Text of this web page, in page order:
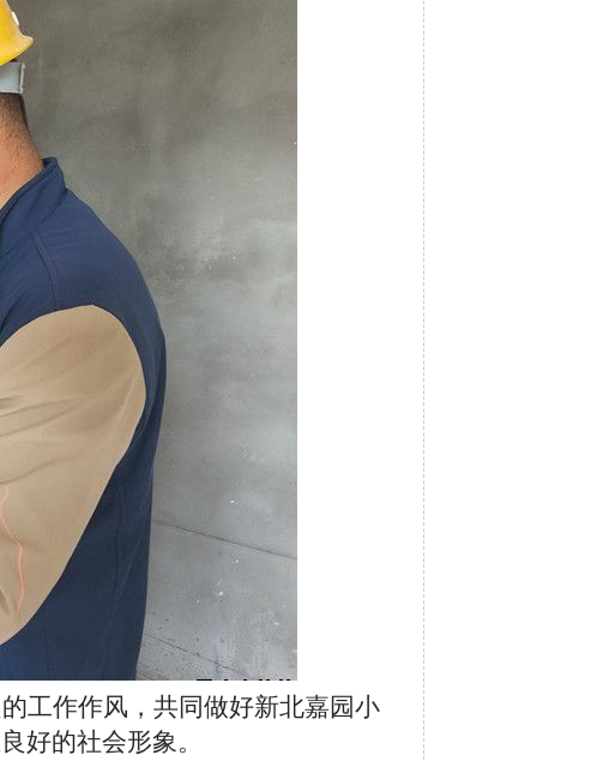
工作作风，共同做好新北嘉园小
好的社会形象。